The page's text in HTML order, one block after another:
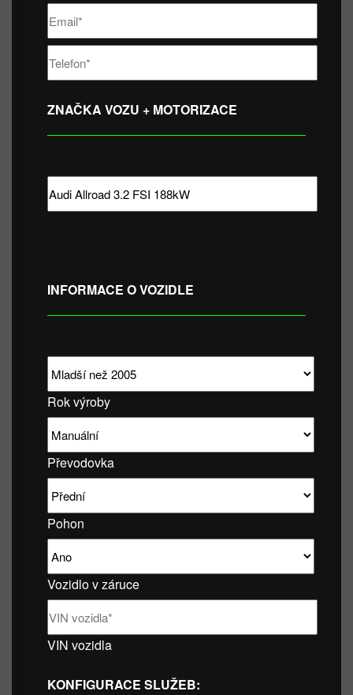
ZNAČKA VOZU + MOTORIZACE
INFORMACE O VOZIDLE
Rok výroby
Převodovka
Pohon
Vozidlo v záruce
VIN vozidla
KONFIGURACE SLUŽEB: